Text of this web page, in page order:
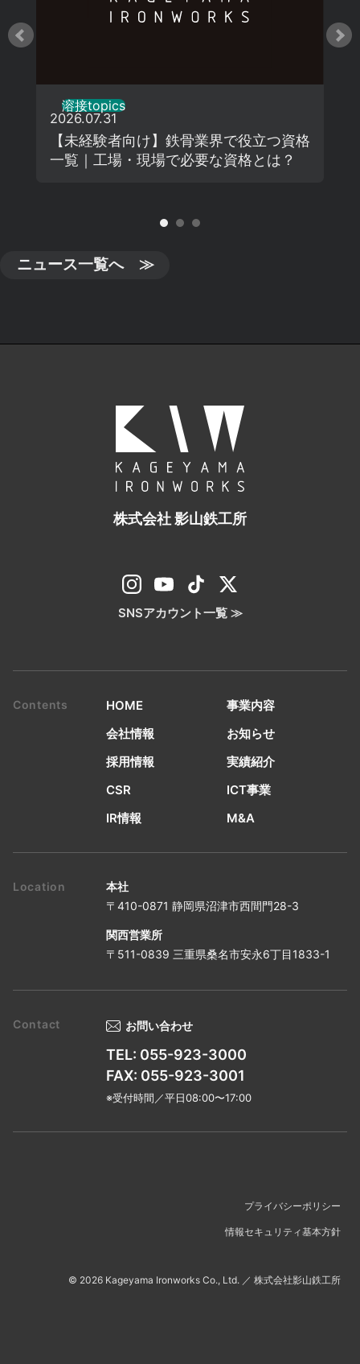
溶接topics
2026.07.31
【未経験者向け】鉄骨業界で役立つ資格
一覧｜工場・現場で必要な資格とは？
ニュース一覧へ ≫
株式会社 影山鉄工所
SNSアカウント一覧 ≫
HOME
事業内容
会社情報
お知らせ
採用情報
実績紹介
CSR
ICT事業
IR情報
M&A
本社
〒410-0871 静岡県沼津市西間門28-3
関西営業所
〒511-0839 三重県桑名市安永6丁目1833-1
お問い合わせ
TEL: 055-923-3000
FAX: 055-923-3001
※受付時間／平日08:00〜17:00
プライバシーポリシー
情報セキュリティ基本方針
© 2026 Kageyama Ironworks Co., Ltd. ／ 株式会社影山鉄工所